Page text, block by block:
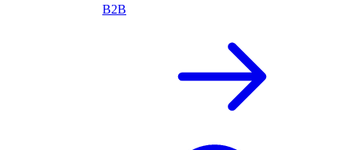
B2B